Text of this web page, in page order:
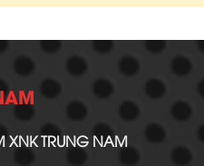
XNK TRUNG NAM